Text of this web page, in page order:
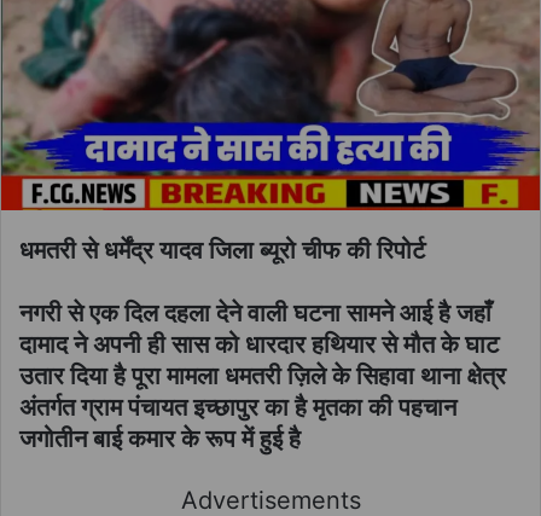
धमतरी से धर्मेंद्र यादव जिला ब्यूरो चीफ की रिपोर्ट
नगरी से एक दिल दहला देने वाली घटना सामने आई है जहाँ
दामाद ने अपनी ही सास को धारदार हथियार से मौत के घाट
उतार दिया है पूरा मामला धमतरी ज़िले के सिहावा थाना क्षेत्र
अंतर्गत ग्राम पंचायत इच्छापुर का है मृतका की पहचान
जगोतीन बाई कमार के रूप में हुई है
Advertisements